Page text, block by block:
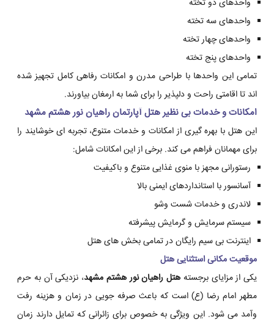
واحدهای دو تخته
واحدهای سه تخته
واحدهای چهار تخته
واحدهای پنج تخته
تمامی این واحدها با طراحی مدرن و امکانات رفاهی کامل تجهیز شده
اند تا اقامتی راحت و دلپذیر را برای شما به ارمغان بیاورند.
امکانات و خدمات بی نظیر هتل آپارتمان راهیان نور هشتم مشهد
این هتل با بهره گیری از امکانات و خدمات متنوع، تجربه ای خوشایند را
برای مهمانان فراهم می کند. برخی از این امکانات شامل:
رستورانی مجهز با منوی غذایی متنوع و باکیفیت
آسانسور با استانداردهای ایمنی بالا
لاندری و خدمات شست وشو
سیستم سرمایش و گرمایش پیشرفته
اینترنت بی سیم رایگان در تمامی بخش های هتل
موقعیت مکانی استثنایی هتل
یکی از مزایای برجسته هتل راهیان نور هشتم مشهد، نزدیکی آن به حرم
مطهر امام رضا (ع) است که باعث صرفه جویی در زمان و هزینه رفت
وآمد می شود. این ویژگی به خصوص برای زائرانی که تمایل دارند زمان